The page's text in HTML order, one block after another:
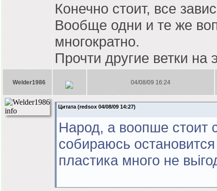
Конечно стоит, все
Вообще одни и те же
многократно.
Прочти другие ветки
Welder1986 04/08/09 16:24
Цитата (redsox 04/08/09 14:27)
Народ, а воопше стоит
собираюсь
пластика много не